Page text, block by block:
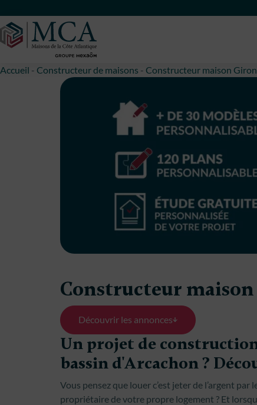
Accueil - Constructeur de maisons - Constructeur maison
Constructeur
Découvrir les annonces
Un projet de
bassin d'Arcachon ?
Vous pensez que louer c’est jeter de l’argent
propriétaire de votre propre logement ? Et